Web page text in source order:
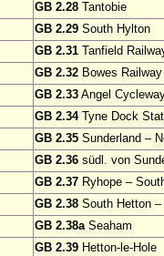
GB 2.28 Tantobie
GB 2.29 South Hylton
GB 2.31 Tanfield
GB 2.32 Bowes
GB 2.33 Angel
GB 2.34Tyne Dock
GB 2.35 Sunderland –
GB 2.36 südl. von
GB 2.37 Ryhope –
GB 2.38 South Hetton
GB 2.38aSeaham
GB 2.39 Hetton-le-Hole